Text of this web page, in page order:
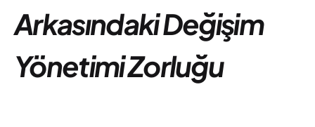
Arkasındaki Değişim
Yönetimi Zorluğu